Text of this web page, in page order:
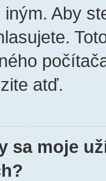
Aby
atď.
sa moje